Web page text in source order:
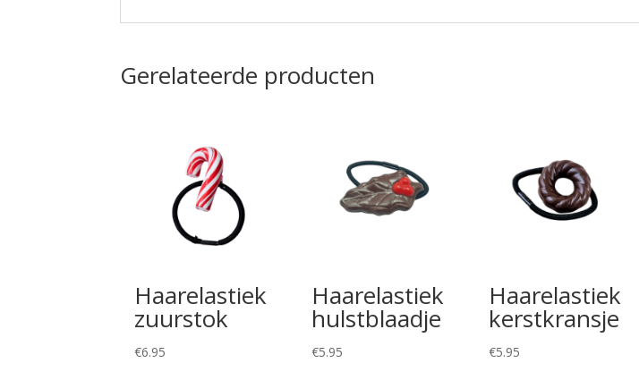
Gerelateerde producten
Haarelastiek
zuurstok
€6.95
Haarelastiek
hulstblaadje
€5.95
Haarelastiek
kerstkransje
€5.95